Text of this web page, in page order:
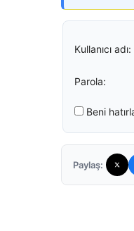
Kullanıcı adı:
Parola:
Beni
Paylaş: